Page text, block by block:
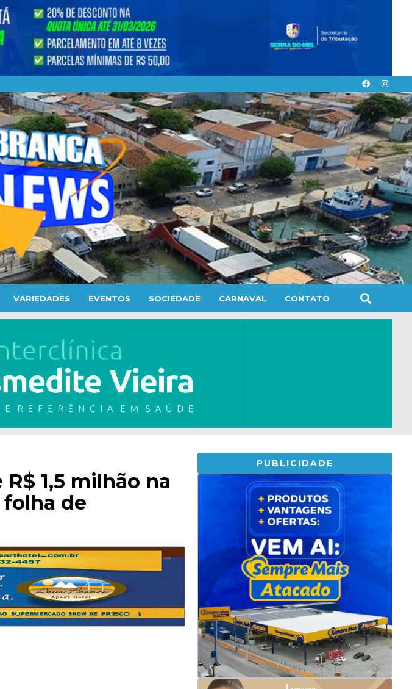
VARIEDADES EVENTOS SOCIEDADE CARNAVAL CONTATO
1,5 milhão na
de
PUBLICIDADE